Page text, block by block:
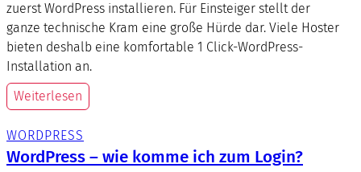
zuerst WordPress installieren. Für Einsteiger stellt der
ganze technische Kram eine große Hürde dar. Viele Hoster
bieten deshalb eine komfortable 1 Click-WordPress-
Installation an.
Weiterlesen
WORDPRESS
WordPress – wie komme ich zum Login?